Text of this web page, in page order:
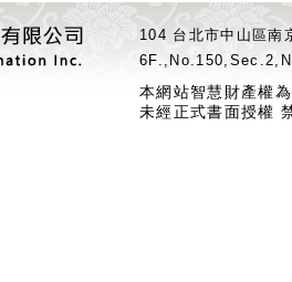
104 台北市中山區
本網站智慧財產權
未經正式書面授權